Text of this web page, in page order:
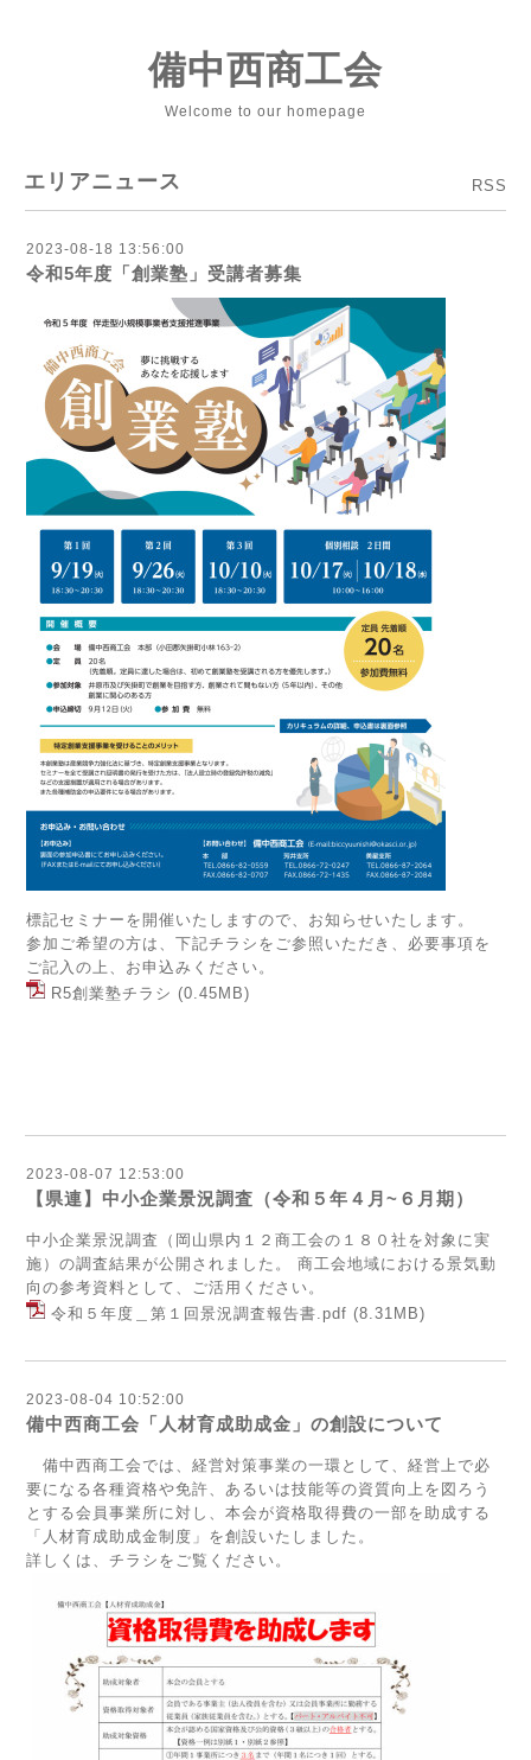
備中西商工会
Welcome to our homepage
エリアニュース RSS
2023-08-18 13:56:00
令和5年度「創業塾」受講者募集
標記セミナーを開催いたしますので、お知らせいたします。
参加ご希望の方は、下記チラシをご参照いただき、必要事項を
ご記入の上、お申込みください。
R5創業塾チラシ (0.45MB)
2023-08-07 12:53:00
【県連】中小企業景況調査（令和５年４月~６月期）
中小企業景況調査（岡山県内１２商工会の１８０社を対象に実
施）の調査結果が公開されました。 商工会地域における景気動
向の参考資料として、ご活用ください。
令和５年度＿第１回景況調査報告書.pdf (8.31MB)
2023-08-04 10:52:00
備中西商工会「人材育成助成金」の創設について
備中西商工会では、経営対策事業の一環として、経営上で必
要になる各種資格や免許、あるいは技能等の資質向上を図ろう
とする会員事業所に対し、本会が資格取得費の一部を助成する
「人材育成助成金制度」を創設いたしました。
詳しくは、チラシをご覧ください。